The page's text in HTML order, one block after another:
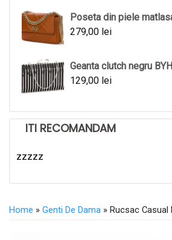
Poseta din piele
279,00 lei
Geanta clutch negru
129,00 lei
ITI RECOMANDAM
zzzzz
Home » Genti De Dama » Rucsac Casual